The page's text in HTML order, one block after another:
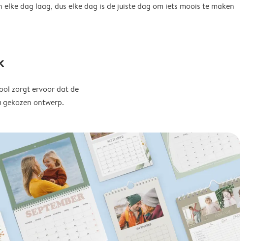
elke dag laag, dus elke dag is de juiste dag om iets moois te maken
zorgt ervoor dat de
ontwerp.